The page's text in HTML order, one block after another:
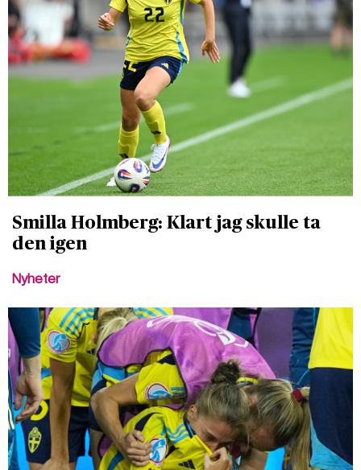
Smilla Holmberg: Klart jag skulle ta
den igen
Nyheter